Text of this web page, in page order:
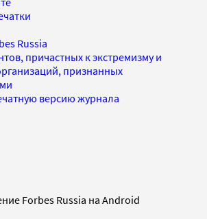
Russia
причастных к экстремизму и
признанных
версию журнала
Forbes Russia на Android